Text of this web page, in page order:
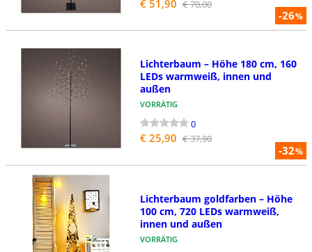
-26%
€ 51,90 € 70,00
-32%
Lichterbaum – Höhe 180 cm, 160
LEDs warmweiß, innen und
außen
VORRÄTIG
0
€ 25,90 € 37,90
Lichterbaum goldfarben – Höhe
100 cm, 720 LEDs warmweiß,
innen und außen
VORRÄTIG